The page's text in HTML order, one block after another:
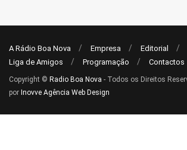
A Rádio Boa Nova Empresa
Editorial
Liga de Amigos
Programação Contactos
Copyright © Radio Boa Nova - Todos os Direitos
por Inovve Agência Web Design